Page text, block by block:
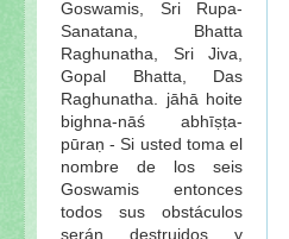
Goswamis, Sri Rupa-
Sanatana, Bhatta
Raghunatha, Sri Jiva,
Gopal Bhatta, Das
Raghunatha. jāhā hoite
bighna-nāś abhīṣṭa-
pūraṇ - Si usted toma el
nombre de los seis
Goswamis entonces
todos sus obstáculos
serán destruidos y